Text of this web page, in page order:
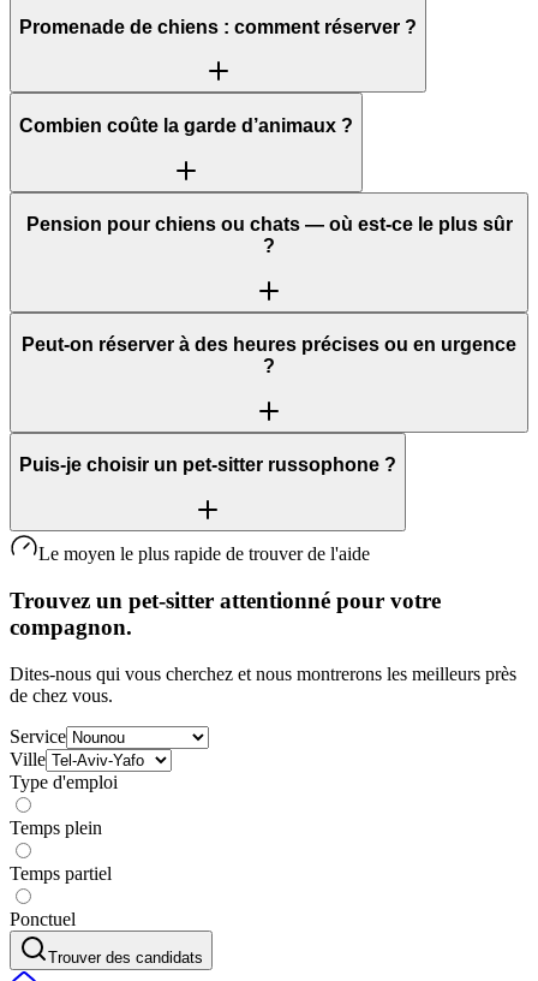
Promenade de chiens : comment réserver ?
Combien coûte la garde d’animaux ?
Pension pour chiens ou chats — où est‑ce le plus sûr
?
Peut‑on réserver à des heures précises ou en urgence
?
Puis‑je choisir un pet-sitter russophone ?
Le moyen le plus rapide de trouver de l'aide
Trouvez un pet-sitter attentionné pour votre
compagnon.
Dites-nous qui vous cherchez et nous montrerons les meilleurs près
de chez vous.
Service
Ville
Type d'emploi
Temps plein
Temps partiel
Ponctuel
Trouver des candidats